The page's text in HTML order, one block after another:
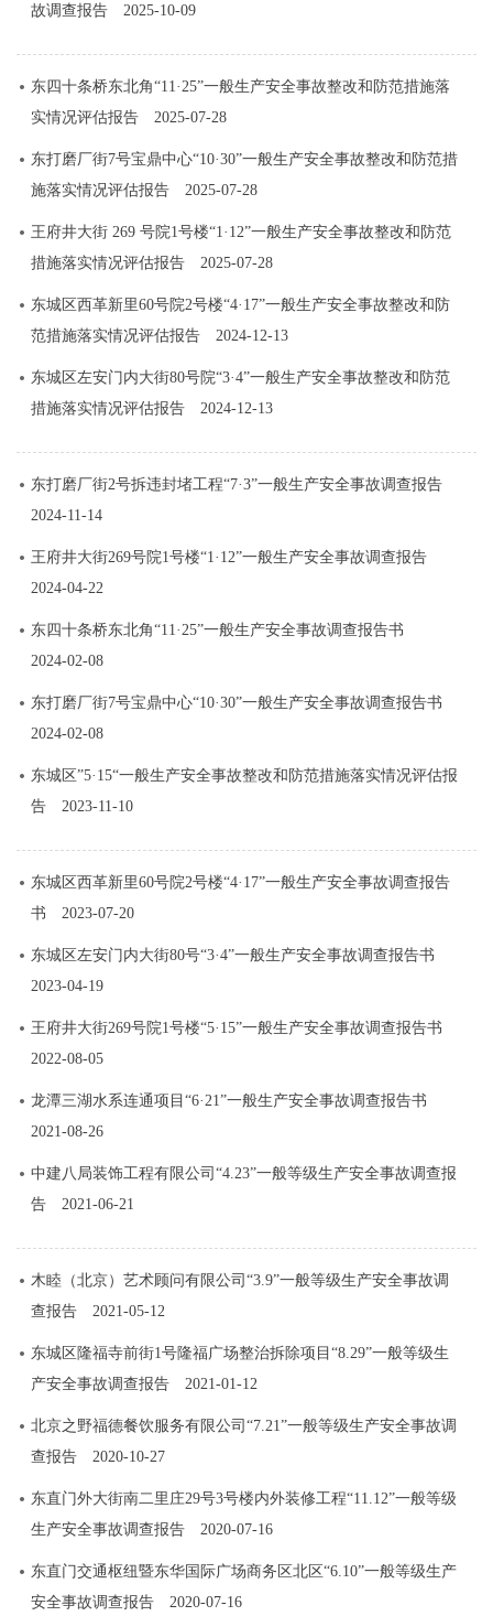
故调查报告
2025-10-09
东四十条桥东北角“11·25”一般生产安全事故整改和防范措施落
实情况评估报告
2025-07-28
东打磨厂街7号宝鼎中心“10·30”一般生产安全事故整改和防范措
施落实情况评估报告
2025-07-28
王府井大街 269 号院1号楼“1·12”一般生产安全事故整改和防范
措施落实情况评估报告
2025-07-28
东城区西革新里60号院2号楼“4·17”一般生产安全事故整改和防
范措施落实情况评估报告
2024-12-13
东城区左安门内大街80号院“3·4”一般生产安全事故整改和防范
措施落实情况评估报告
2024-12-13
东打磨厂街2号拆违封堵工程“7·3”一般生产安全事故调查报告
2024-11-14
王府井大街269号院1号楼“1·12”一般生产安全事故调查报告
2024-04-22
东四十条桥东北角“11·25”一般生产安全事故调查报告书
2024-02-08
东打磨厂街7号宝鼎中心“10·30”一般生产安全事故调查报告书
2024-02-08
东城区”5·15“一般生产安全事故整改和防范措施落实情况评估报
告
2023-11-10
东城区西革新里60号院2号楼“4·17”一般生产安全事故调查报告
书
2023-07-20
东城区左安门内大街80号“3·4”一般生产安全事故调查报告书
2023-04-19
王府井大街269号院1号楼“5·15”一般生产安全事故调查报告书
2022-08-05
龙潭三湖水系连通项目“6·21”一般生产安全事故调查报告书
2021-08-26
中建八局装饰工程有限公司“4.23”一般等级生产安全事故调查报
告
2021-06-21
木睦（北京）艺术顾问有限公司“3.9”一般等级生产安全事故调
查报告
2021-05-12
东城区隆福寺前街1号隆福广场整治拆除项目“8.29”一般等级生
产安全事故调查报告
2021-01-12
北京之野福德餐饮服务有限公司“7.21”一般等级生产安全事故调
查报告
2020-10-27
东直门外大街南二里庄29号3号楼内外装修工程“11.12”一般等级
生产安全事故调查报告
2020-07-16
东直门交通枢纽暨东华国际广场商务区北区“6.10”一般等级生产
安全事故调查报告
2020-07-16